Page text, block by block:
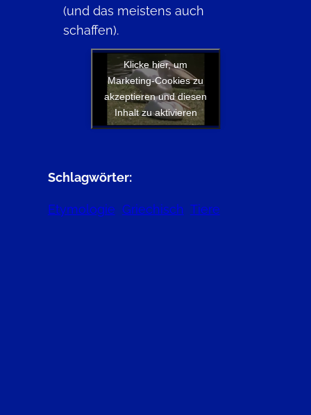
(und das meistens auch
schaffen).
Klicke hier, um
Marketing-Cookies zu
akzeptieren und diesen
Inhalt zu aktivieren
Schlagwörter:
Etymologie Griechisch Tiere